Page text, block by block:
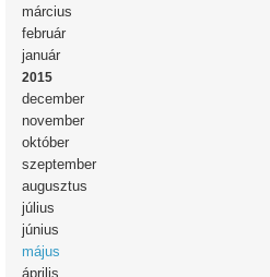
március
február
január
2015
december
november
október
szeptember
augusztus
július
június
május
április